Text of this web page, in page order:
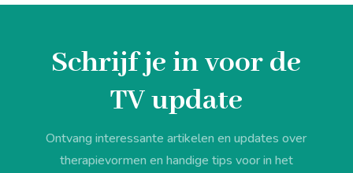
Schrijf je in voor de
TV update
Ontvang interessante artikelen en updates over
therapievormen en handige tips voor in het